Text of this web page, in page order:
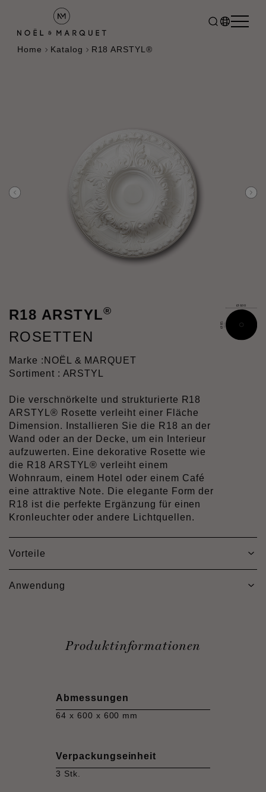
Home Katalog R18 ARSTYL®
R18 ARSTYL®
ROSETTEN
Marke : NOËL & MARQUET
Sortiment : ARSTYL
Die verschnörkelte und strukturierte R18
ARSTYL® Rosette verleiht einer Fläche
Dimension. Installieren Sie die R18 an der
Wand oder an der Decke, um ein Interieur
aufzuwerten. Eine dekorative Rosette wie
die R18 ARSTYL® verleiht einem
Wohnraum, einem Hotel oder einem Café
eine attraktive Note. Die elegante Form der
R18 ist die perfekte Ergänzung für einen
Kronleuchter oder andere Lichtquellen.
Vorteile
Anwendung
Produktinformationen
Abmessungen
64 x 600 x 600 mm
Verpackungseinheit
3 Stk.